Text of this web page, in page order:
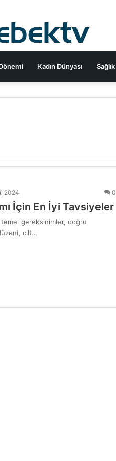
Kadın Dünyası Sağlık
2024 0
İçin En İyi Tavsiyeler
temel gereksinimler, doğru
cilt…